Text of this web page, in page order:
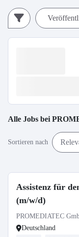
Alle Jobs bei
Sortieren nach
Assistenz für
(m/w/d)
PROMEDIATEC
Deutschland